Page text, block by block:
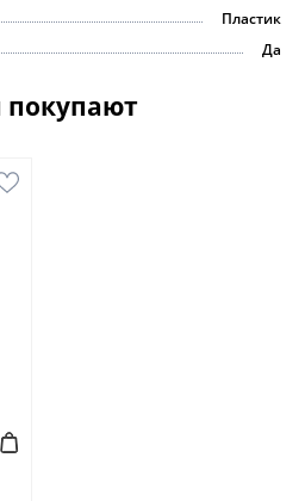
Пластик
Да
покупают